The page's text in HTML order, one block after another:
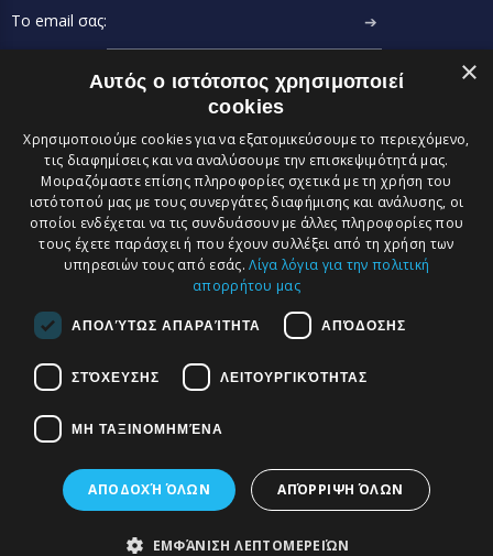
Το email σας: ➔
Αξιολογήστε μας στη
Google
ΔΙΑΣΥΝΟΡΙΑΚΕΣ
ΣΥΜΒΟΥΛΕΥΤΙΚΕΣ
Οδός Βυζαντίου
10, Τ.Κ. 57004
Θεσσαλονίκη -
Κατηγορίες
του
μας
×
Αυτός ο ιστότοπος χρησιμοποιεί
cookies
Χρησιμοποιούμε cookies για να εξατομικεύσουμε το περιεχόμενο,
τις διαφημίσεις και να αναλύσουμε την επισκεψιμότητά μας.
Μοιραζόμαστε επίσης πληροφορίες σχετικά με τη χρήση του
ιστότοπού μας με τους συνεργάτες διαφήμισης και ανάλυσης, οι
οποίοι ενδέχεται να τις συνδυάσουν με άλλες πληροφορίες που
τους έχετε παράσχει ή που έχουν συλλέξει από τη χρήση των
υπηρεσιών τους από εσάς.Λίγα λόγια για την πολιτική
απορρήτου μας
ΑΠΟΛΎΤΩΣ ΑΠΑΡΑΊΤΗΤΑ ΑΠΌΔΟΣΗΣ
ΣΤΌΧΕΥΣΗΣ ΛΕΙΤΟΥΡΓΙΚΌΤΗΤΑΣ
ΜΗ ΤΑΞΙΝΟΜΗΜΈΝΑ
ΑΠΟΔΟΧΉ ΌΛΩΝ ΑΠΌΡΡΙΨΗ ΌΛΩΝ
ΕΜΦΆΝΙΣΗ ΛΕΠΤΟΜΕΡΕΙΏΝ